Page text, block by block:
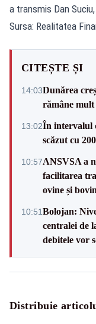
a transmis Dan
Sursa: Realitatea
CITEȘTE ȘI
14:03Dunărea
rămâne
13:02În intervalul
scăzut cu
10:57ANSVSA a
facilitarea
ovine și
10:51Bolojan:
centralei de
debitele vor
Distribuie